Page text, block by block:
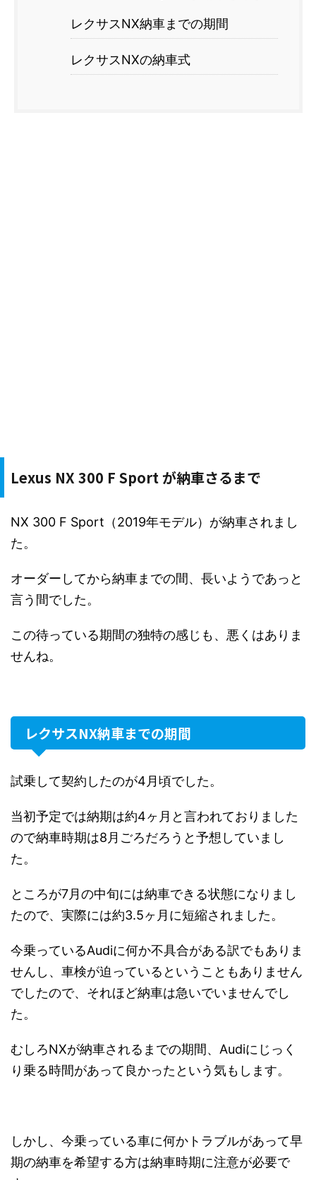
レクサスNX納車までの期間
レクサスNXの納車式
Lexus NX 300 F Sport が納車さるまで
NX 300 F Sport（2019年モデル）が納車されまし
た。
オーダーしてから納車までの間、長いようであっと
言う間でした。
この待っている期間の独特の感じも、悪くはありま
せんね。
レクサスNX納車までの期間
試乗して契約したのが4月頃でした。
当初予定では納期は約4ヶ月と言われておりました
ので納車時期は8月ごろだろうと予想していまし
た。
ところが7月の中旬には納車できる状態になりまし
たので、実際には約3.5ヶ月に短縮されました。
今乗っているAudiに何か不具合がある訳でもありま
せんし、車検が迫っているということもありません
でしたので、それほど納車は急いでいませんでし
た。
むしろNXが納車されるまでの期間、Audiにじっく
り乗る時間があって良かったという気もします。
しかし、今乗っている車に何かトラブルがあって早
期の納車を希望する方は納車時期に注意が必要で